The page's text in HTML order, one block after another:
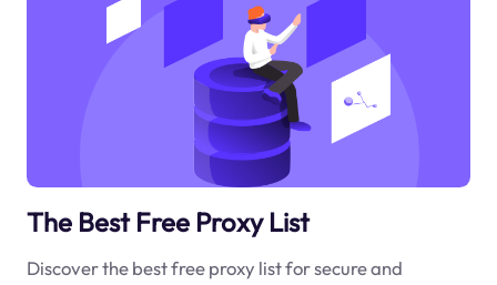
The Best Free Proxy List
Discover the best free proxy list for secure and